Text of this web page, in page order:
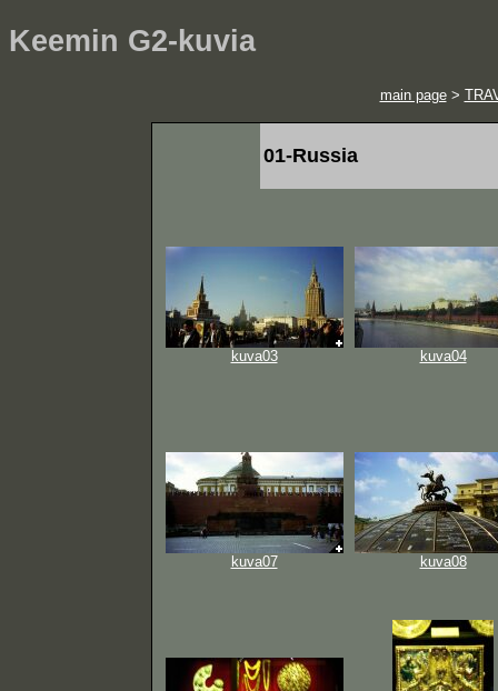
Keemin G2-kuvia
main page>
01-Russia
kuva03 kuva04
kuva07 kuva08